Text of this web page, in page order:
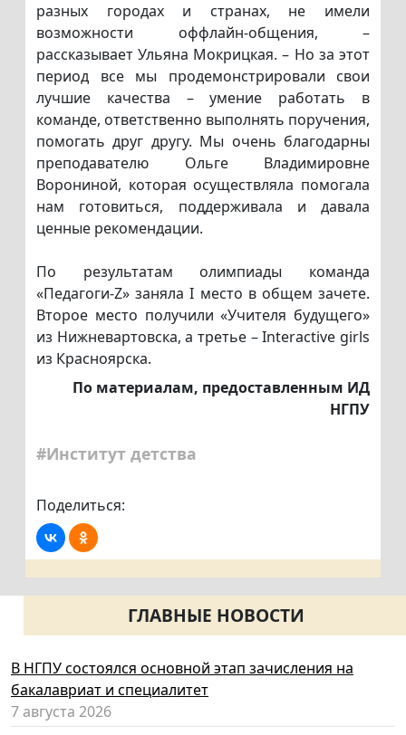
разных городах и странах, не имели
возможности оффлайн-общения, –
рассказывает Ульяна Мокрицкая. – Но за этот
период все мы продемонстрировали свои
лучшие качества – умение работать в
команде, ответственно выполнять поручения,
помогать друг другу. Мы очень благодарны
преподавателю Ольге Владимировне
Ворониной, которая осуществляла помогала
нам готовиться, поддерживала и давала
ценные рекомендации.
По результатам олимпиады команда
«Педагоги-Z» заняла I место в общем зачете.
Второе место получили «Учителя будущего»
из Нижневартовска, а третье – Interactive girls
из Красноярска.
По материалам, предоставленным ИД
НГПУ
#Институт детства
Поделиться:
ГЛАВНЫЕ НОВОСТИ
В НГПУ состоялся основной этап зачисления на
бакалавриат и специалитет
7 августа 2026